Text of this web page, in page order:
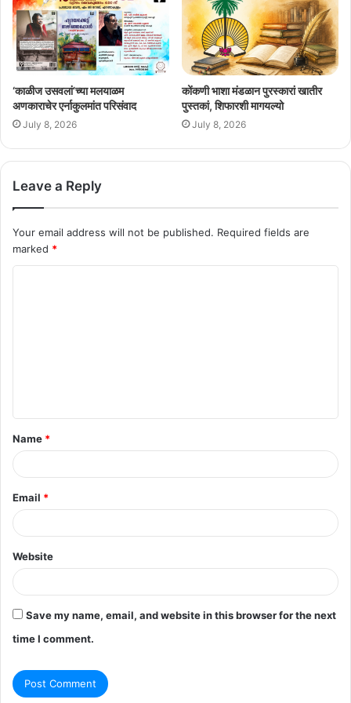
‘काळीज उसवलां’च्या मलयाळम
अणकाराचेर एर्नाकुलमांत परिसंवाद
July 8, 2026
कोंकणी भाशा मंडळान पुरस्कारां खातीर
पुस्तकां, शिफारशी मागयल्यो
July 8, 2026
Leave a Reply
Your email address will not be published. Required fields are
marked *
t
*
Name *
Email *
Website
Save my name, email, and website in this browser for the next
time I comment.